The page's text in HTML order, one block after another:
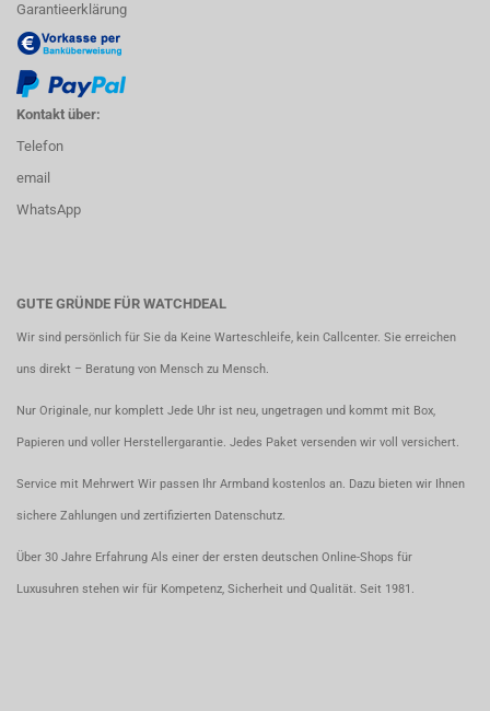
Garantieerklärung
Kontakt über:
Telefon
email
WhatsApp
GUTE GRÜNDE FÜR WATCHDEAL
Wir sind persönlich für Sie da Keine Warteschleife, kein Callcenter. Sie erreichen
uns direkt – Beratung von Mensch zu Mensch.
Nur Originale, nur komplett Jede Uhr ist neu, ungetragen und kommt mit Box,
Papieren und voller Herstellergarantie. Jedes Paket versenden wir voll versichert.
Service mit Mehrwert Wir passen Ihr Armband kostenlos an. Dazu bieten wir Ihnen
sichere Zahlungen und zertifizierten Datenschutz.
Über 30 Jahre Erfahrung Als einer der ersten deutschen Online-Shops für
Luxusuhren stehen wir für Kompetenz, Sicherheit und Qualität. Seit 1981.